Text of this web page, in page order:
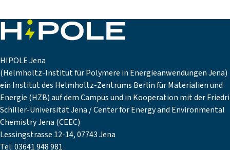
HIPOLE Jena
(Helmholtz-Institut für Polymere in Energieanwendungen Jena)
ein Institut des Helmholtz-Zentrums Berlin für Materialien und
Energie (HZB) auf dem Campus und in Kooperation mit der
Schiller-Universität Jena / Center for Energy and Environmental
Chemistry Jena (CEEC)
Lessingstrasse 12-14, 07743 Jena
Tel: 03641 948 981